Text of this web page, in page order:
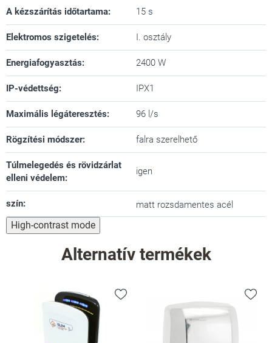
A kézszárítás időtartama: 15 s
Elektromos szigetelés: I. osztály
Energiafogyasztás: 2400 W
IP-védettség: IPX1
Maximális légáteresztés: 96 l/s
Rögzítési módszer: falra szerelhető
Túlmelegedés és rövidzárlat
elleni védelem:
igen
szín: matt rozsdamentes acél
High-contrast mode
Alternatív termékek